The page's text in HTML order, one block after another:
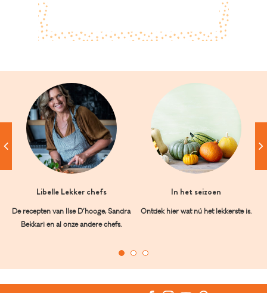
Libelle Lekker chefs
De recepten van Ilse D’hooge, Sandra
Bekkari en al onze andere chefs.
In het seizoen
Ontdek hier wat nú het lekkerste is.